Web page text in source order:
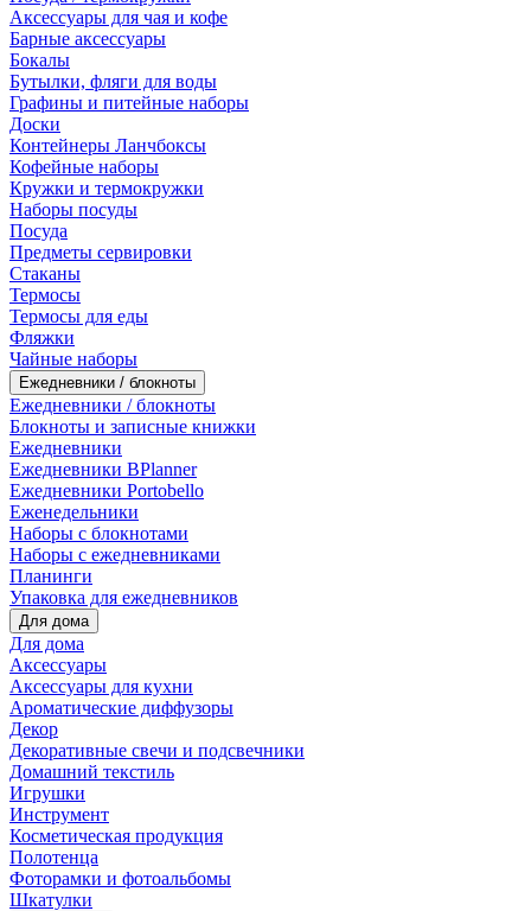
Аксессуары для чая и кофе
Барные аксессуары
Бокалы
Бутылки, фляги для воды
Графины и питейные наборы
Доски
Контейнеры Ланчбоксы
Кофейные наборы
Кружки и термокружки
Наборы посуды
Посуда
Предметы сервировки
Стаканы
Термосы
Термосы для еды
Фляжки
Чайные наборы
Ежедневники / блокноты
Ежедневники / блокноты
Блокноты и записные книжки
Ежедневники
Ежедневники BPlanner
Ежедневники Portobello
Еженедельники
Наборы с блокнотами
Наборы с ежедневниками
Планинги
Упаковка для ежедневников
Для дома
Для дома
Аксессуары
Аксессуары для кухни
Ароматические диффузоры
Декор
Декоративные свечи и подсвечники
Домашний текстиль
Игрушки
Инструмент
Косметическая продукция
Полотенца
Фоторамки и фотоальбомы
Шкатулки